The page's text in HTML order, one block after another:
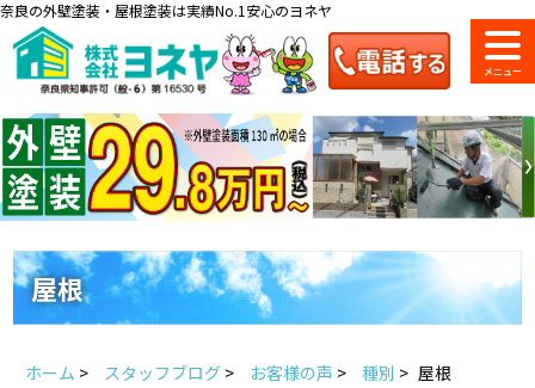
奈良の外壁塗装・屋根塗装は実績No.1安心のヨネヤ
料金一覧 会社案内 ショールーム
のご紹介
お問い合わせ
屋根
ホーム > スタッフブログ > お客様の声 > 種別 > 屋根